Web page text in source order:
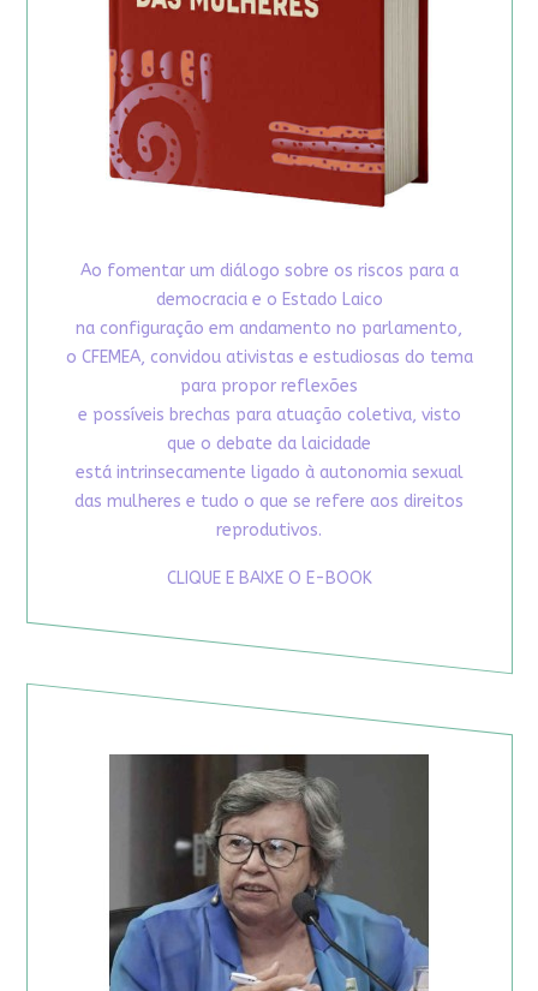
Ao fomentar um diálogo sobre os riscos para a
democracia e o Estado Laico
na configuração em andamento no parlamento,
o CFEMEA, convidou ativistas e estudiosas do tema
para propor reflexões
e possíveis brechas para atuação coletiva, visto
que o debate da laicidade
está intrinsecamente ligado à autonomia sexual
das mulheres e tudo o que se refere aos direitos
reprodutivos.
CLIQUE E BAIXE O E-BOOK